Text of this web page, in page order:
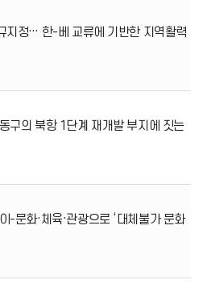
지정… 한-베 교류에 기반한 지역활력
구의 북항 1단계 재개발 부지에 짓는
-문화·체육·관광으로 ‘대체불가 문화